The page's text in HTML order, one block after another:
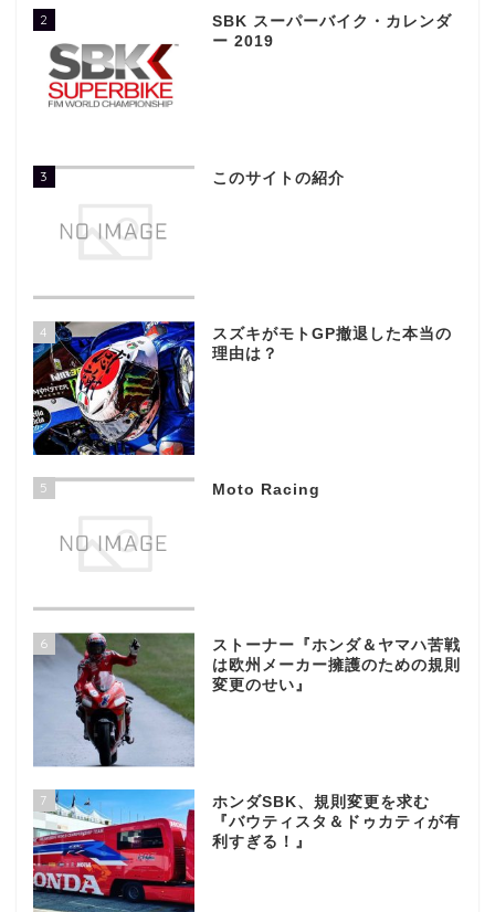
2
SBK スーパーバイク・カレンダ
ー 2019
3 このサイトの紹介
4
スズキがモトGP撤退した本当の
理由は？
5 Moto Racing
6
ストーナー『ホンダ＆ヤマハ苦戦
は欧州メーカー擁護のための規則
変更のせい』
7
ホンダSBK、規則変更を求む
『バウティスタ＆ドゥカティが有
利すぎる！』